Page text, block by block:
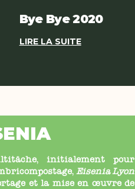
Bye Bye 2020
LIRE LA SUITE
initialement pour
Eisenia Lyon
et la mise en œuvre de